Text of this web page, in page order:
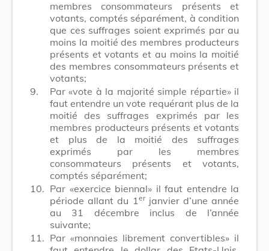
membres consommateurs présents et
votants, comptés séparément, à condition
que ces suffrages soient exprimés par au
moins la moitié des membres producteurs
présents et votants et au moins la moitié
des membres consommateurs présents et
votants;
9.
Par «vote à la majorité simple répartie» il
faut entendre un vote requérant plus de la
moitié des suffrages exprimés par les
membres producteurs présents et votants
et plus de la moitié des suffrages
exprimés par les membres
consommateurs présents et votants,
comptés séparément;
10. Par «exercice biennal» il faut entendre la
période allant du 1 erjanvier d’une année
au 31 décembre inclus de l’année
suivante;
11. Par «monnaies librement convertibles» il